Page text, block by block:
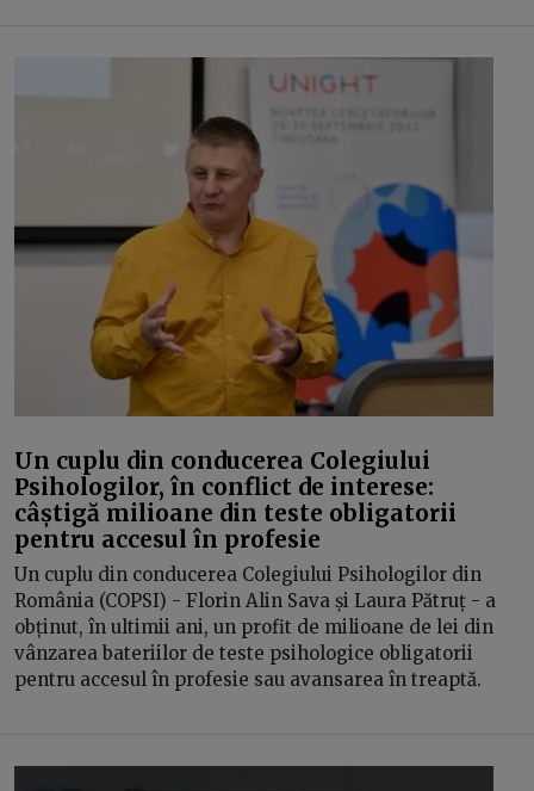
Un cuplu din conducerea Colegiului
Psihologilor, în conflict de interese:
câștigă milioane din teste obligatorii
pentru accesul în profesie
Un cuplu din conducerea Colegiului Psihologilor din
România (COPSI) - Florin Alin Sava și Laura Pătruț - a
obținut, în ultimii ani, un profit de milioane de lei din
vânzarea bateriilor de teste psihologice obligatorii
pentru accesul în profesie sau avansarea în treaptă.